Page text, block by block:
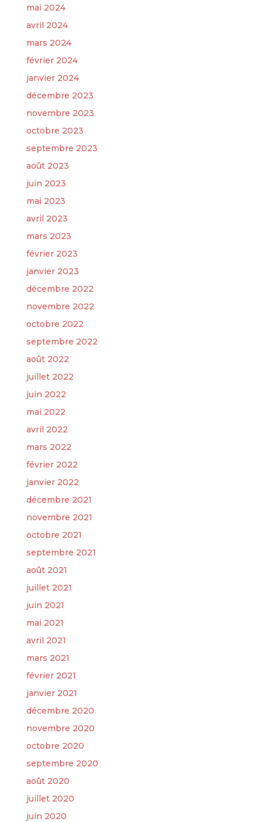
mai 2024
avril 2024
mars 2024
février 2024
janvier 2024
décembre 2023
novembre 2023
octobre 2023
septembre 2023
août 2023
juin 2023
mai 2023
avril 2023
mars 2023
février 2023
janvier 2023
décembre 2022
novembre 2022
octobre 2022
septembre 2022
août 2022
juillet 2022
juin 2022
mai 2022
avril 2022
mars 2022
février 2022
janvier 2022
décembre 2021
novembre 2021
octobre 2021
septembre 2021
août 2021
juillet 2021
juin 2021
mai 2021
avril 2021
mars 2021
février 2021
janvier 2021
décembre 2020
novembre 2020
octobre 2020
septembre 2020
août 2020
juillet 2020
juin 2020